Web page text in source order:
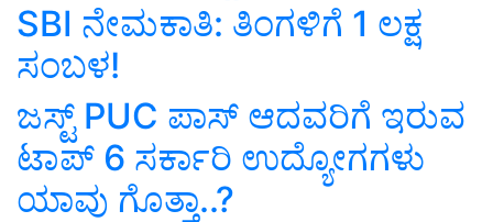
SBI ನೇಮಕಾತಿ: ತಿಂಗಳಿಗೆ 1 ಲಕ್ಷ
ಸಂಬಳ!
ಜಸ್ಟ್ PUC ಪಾಸ್ ಆದವರಿಗೆ ಇರುವ
ಟಾಪ್ 6 ಸರ್ಕಾರಿ ಉದ್ಯೋಗಗಳು
ಯಾವು ಗೊತ್ತಾ..?